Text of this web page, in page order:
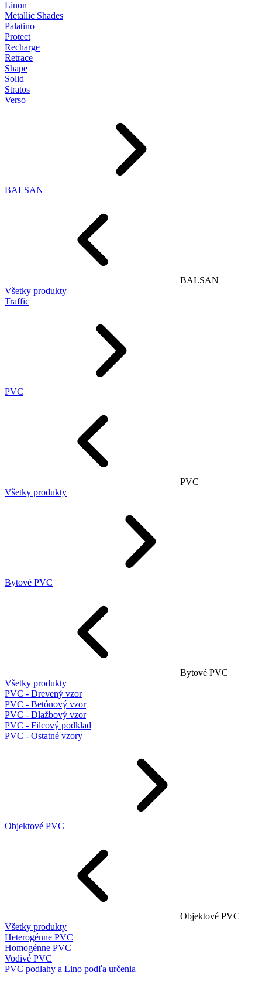
Linon
Metallic Shades
Palatino
Protect
Recharge
Retrace
Shape
Solid
Stratos
Verso
BALSAN
BALSAN
Všetky produkty
Traffic
PVC
PVC
Všetky produkty
Bytové PVC
Bytové PVC
Všetky produkty
PVC - Drevený vzor
PVC - Betónový vzor
PVC - Dlažbový vzor
PVC - Filcový podklad
PVC - Ostatné vzory
Objektové PVC
Objektové PVC
Všetky produkty
Heterogénne PVC
Homogénne PVC
Vodivé PVC
PVC podlahy a Lino podľa určenia